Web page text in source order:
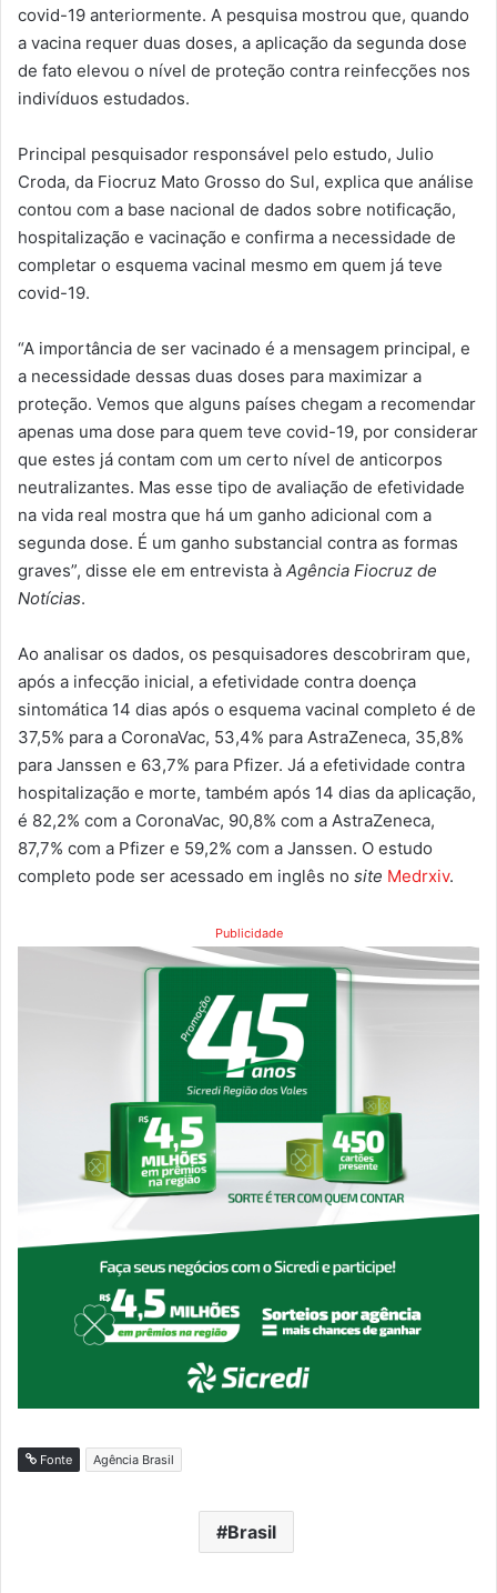
covid-19 anteriormente. A pesquisa mostrou que, quando
a vacina requer duas doses, a aplicação da segunda dose
de fato elevou o nível de proteção contra reinfecções nos
indivíduos estudados.
Principal pesquisador responsável pelo estudo, Julio
Croda, da Fiocruz Mato Grosso do Sul, explica que análise
contou com a base nacional de dados sobre notificação,
hospitalização e vacinação e confirma a necessidade de
completar o esquema vacinal mesmo em quem já teve
covid-19.
“A importância de ser vacinado é a mensagem principal, e
a necessidade dessas duas doses para maximizar a
proteção. Vemos que alguns países chegam a recomendar
apenas uma dose para quem teve covid-19, por considerar
que estes já contam com um certo nível de anticorpos
neutralizantes. Mas esse tipo de avaliação de efetividade
na vida real mostra que há um ganho adicional com a
segunda dose. É um ganho substancial contra as formas
graves”, disse ele em entrevista à Agência Fiocruz de
Notícias.
Ao analisar os dados, os pesquisadores descobriram que,
após a infecção inicial, a efetividade contra doença
sintomática 14 dias após o esquema vacinal completo é de
37,5% para a CoronaVac, 53,4% para AstraZeneca, 35,8%
para Janssen e 63,7% para Pfizer. Já a efetividade contra
hospitalização e morte, também após 14 dias da aplicação,
é 82,2% com a CoronaVac, 90,8% com a AstraZeneca,
87,7% com a Pfizer e 59,2% com a Janssen. O estudo
completo pode ser acessado em inglês no site Medrxiv.
Publicidade
Fonte Agência Brasil
Brasil